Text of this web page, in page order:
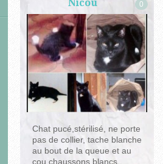
Nicou 0
Chat pucé,stérilisé, ne porte
pas de collier, tache blanche
au bout de la queue et au
cou chaussons blancs,,